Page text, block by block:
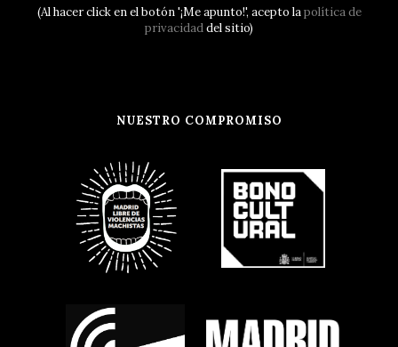
(Al hacer click en el botón '¡Me apunto!', acepto lapolítica de
privacidaddel sitio)
NUESTRO COMPROMISO